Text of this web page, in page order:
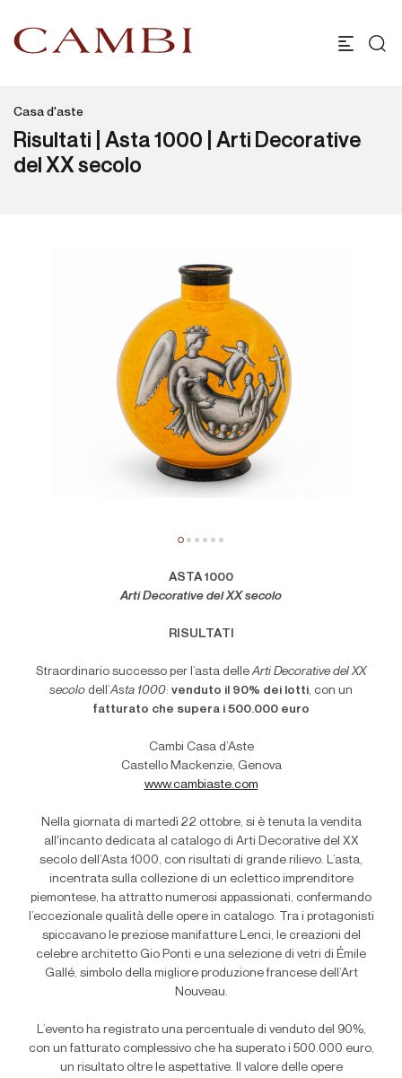
Casa d'aste
Risultati | Asta 1000 | Arti Decorative
del XX secolo
ASTA 1000
Arti Decorative del XX secolo
RISULTATI
Straordinario successo per l’asta delleArti Decorative del XX
secolo dell’Asta 1000: venduto il 90% dei lotti, con un
fatturato che supera i 500.000 euro
Cambi Casa d’Aste
Castello Mackenzie, Genova
www.cambiaste.com
Nella giornata di martedì 22 ottobre, si è tenuta la vendita
all'incanto dedicata al catalogo di Arti Decorative del XX
secolo dell’Asta 1000, con risultati di grande rilievo. L’asta,
incentrata sulla collezione di un eclettico imprenditore
piemontese, ha attratto numerosi appassionati, confermando
l’eccezionale qualità delle opere in catalogo. Tra i protagonisti
spiccavano le preziose manifatture Lenci, le creazioni del
celebre architetto Gio Ponti e una selezione di vetri di Émile
Gallé, simbolo della migliore produzione francese dell’Art
Nouveau.
L’evento ha registrato una percentuale di venduto del 90%,
con un fatturato complessivo che ha superato i 500.000 euro,
un risultato oltre le aspettative. Il valore delle opere